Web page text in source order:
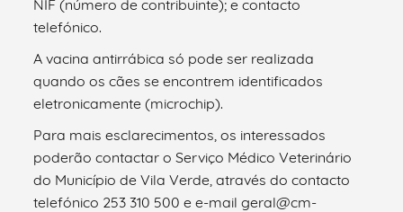
NIF (número de contribuinte); e contacto
telefónico.
A vacina antirrábica só pode ser realizada
quando os cães se encontrem identificados
eletronicamente (microchip).
Para mais esclarecimentos, os interessados
poderão contactar o Serviço Médico Veterinário
do Município de Vila Verde, através do contacto
telefónico 253 310 500 e e-mail geral@cm-